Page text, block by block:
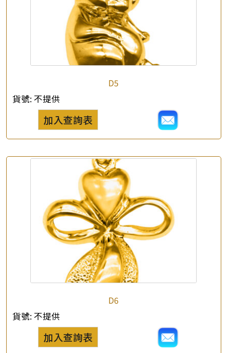
產品查詢 ×
*你的名字
公司名稱
e-mail
*聯絡電話
查詢以下產品
D5
貨號: 不提供
加入查詢表
D6
貨號: 不提供
加入查詢表